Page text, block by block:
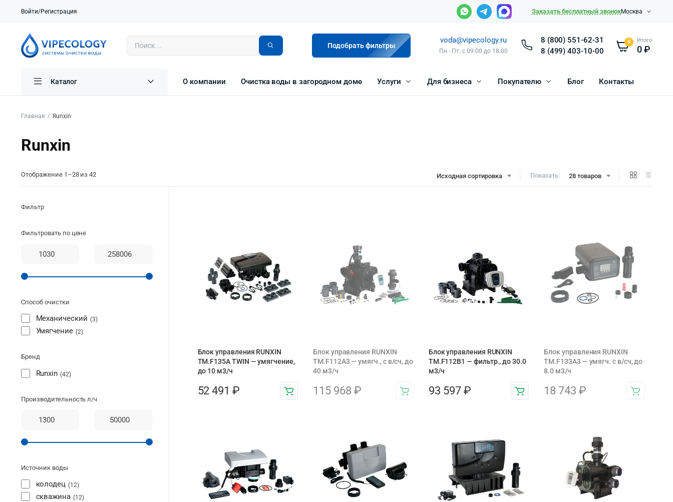
Войти/Регистрация Заказать бесплатный звонокМосква
Подобрать фильтры
voda@vipecology.ru
Пн - Пт: с 09:00 до 18:00
8 (800) 551-62-31
8 (499) 403-10-00
0 Итого
0₽
Каталог О компании Очистка воды в загородном доме Услуги Для бизнеса Покупателю Блог Контакты
Главная Runxin
Runxin
Исходная сортировка Показать: 28 товаров
Отображение 1–28 из 42
Блок управления RUNXIN
TM.F135A TWIN — умягчение,
до 10 м3/ч
52 491₽
Блок управления RUNXIN
ТМ.F112A3 — умягч., с в/сч, до
40 м3/ч
115 968 ₽
Блок управления RUNXIN
ТМ.F112B1 — фильтр., до 30.0
м3/ч
93 597 ₽
Блок управления RUNXIN
ТМ.F133A3 — умягч. с в/сч, до
8.0 м3/ч
18 743₽
Фильтр
Фильтровать по цене
Способ очистки
Механический 3
Умягчение 2
Бренд
Runxin 42
Производительность л/ч
Источник воды
колодец 12
скважина 12